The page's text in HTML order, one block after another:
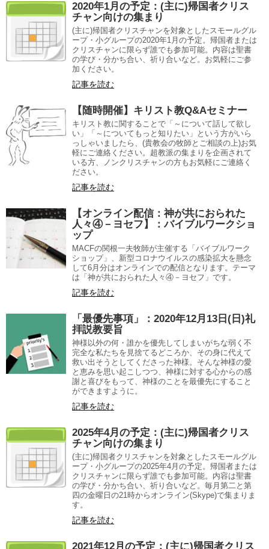
2020年1月の予定：(主に)帰国者クリス
チャン向けの集まり
(主に)帰国者クリスチャンを対象としたスモールグル
ープ・小グループの2020年1月の予定。帰国者または
クリスチャンに限らず誰でも参加可能。内容は聖書
の学び・分かち合い、祈り合いなど。お気軽にご参
加ください。
記事を読む
【随時開催】キリスト教Q&Aセミナー
キリスト教に関することで「～について話して欲し
い」「～についてもっと知りたい」という方がいら
っしゃいましたら、(貴教会の牧師とご相談の上)お気
軽にご連絡ください。超教派の集まりを企画されて
いる方、ノンクリスチャンの方もお気軽にご連絡く
ださい。
記事を読む
【オンライン配信：神が共におられた
人々④－ヨセフ】：バイブルワークショ
ップ
MACFの関根一夫牧師が主催する「バイブルワーク
ショップ」、新型コロナウイルスの感染拡大を懸念
して6月分はオンラインでの配信となります。テーマ
は「神が共におられた人々④－ヨセフ」です。
記事を読む
「最優先事項」：2020年12月13日(日)礼
拝説教要旨
神様以外の何・誰かを優先してしまいがちな弱く不
完全な私たちを見捨てるどころか、その身に代えて
救い出そうとしてくださった神様。そんな神様の愛
と恵みを思い起こしつつ、神様に対する心からの感
謝と喜びをもって、神様のことを最優先にすること
ができますように。
記事を読む
2025年4月の予定：(主に)帰国者クリス
チャン向けの集まり
(主に)帰国者クリスチャンを対象としたスモールグル
ープ・小グループの2025年4月の予定。帰国者または
クリスチャンに限らず誰でも参加可能。内容は聖書
の学び・分かち合い、祈り合いなど。毎月第二と第
四の金曜日の21時からオンライン(Skype)で集まりま
す。
記事を読む
2021年12月の予定：(主に)帰国者クリス